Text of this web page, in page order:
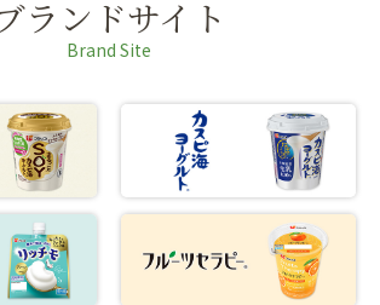
ランドサイト
Brand Site